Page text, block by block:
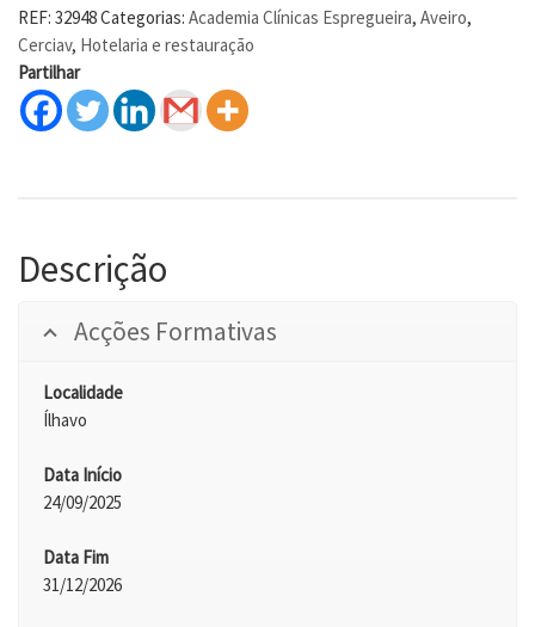
REF: 32948Categorias: Academia Clínicas Espregueira, Aveiro,
Cerciav, Hotelaria e restauração
Partilhar
Descrição
Acções Formativas
Localidade
Ílhavo
Data Início
24/09/2025
Data Fim
31/12/2026